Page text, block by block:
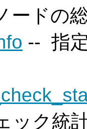
ードの
-- 指
ック統